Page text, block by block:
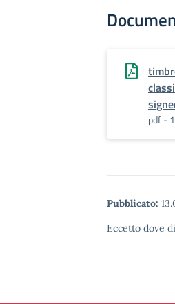
pdf -
Pubblicato:
Eccetto dove